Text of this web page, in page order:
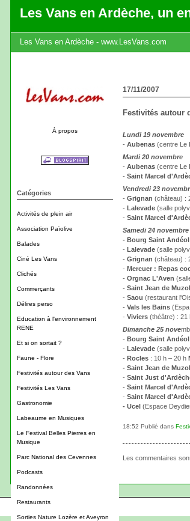
Les Vans en Ardèche, un
Les Vans en Ardèche - www.LesVans.com
À propos
Catégories
Activités de plein air
Association Païolive
Balades
Ciné Les Vans
Clichés
Commerçants
Délires perso
Education à l'environnement
RENE
Et si on sortait ?
Faune - Flore
Festivités autour des Vans
Festivités Les Vans
Gastronomie
Labeaume en Musiques
Le Festival Belles Pierres en
Musique
Parc National des Cevennes
Podcasts
Randonnées
Restaurants
Sorties Nature Lozère et Aveyron
17/11/2007
Festivités autour
Lundi 19 novembre
- Aubenas (centre Le
Mardi 20 novembre
- Aubenas (centre Le
- Saint Marcel
Vendredi 23
- Grignan (château) :
- Lalevade (salle
- Saint Marcel
Samedi 24 novembre
- Bourg Saint Andéol
- Lalevade (salle
- Grignan (château) :
- Mercuer : Repas
- Orgnac L'Aven
- Saint Jean de
- Saou (restaurant
- Vals les Bains
- Viviers (théâtre) : 21
Dimanche 25 nove
- Bourg Saint
- Lalevade (salle
- Rocles : 10 h – 20 h
- Saint Jean de
- Saint Just
- Saint Marcel
- Saint Marcel
- Ucel (Espace
18:52 Publié dans
Les commentaires